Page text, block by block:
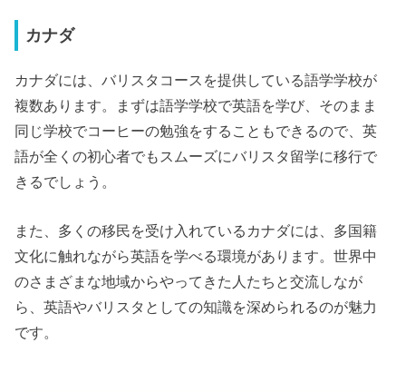
カナダ
カナダには、バリスタコースを提供している語学学校が
複数あります。まずは語学学校で英語を学び、そのまま
同じ学校でコーヒーの勉強をすることもできるので、英
語が全くの初心者でもスムーズにバリスタ留学に移行で
きるでしょう。
また、多くの移民を受け入れているカナダには、多国籍
文化に触れながら英語を学べる環境があります。世界中
のさまざまな地域からやってきた人たちと交流しなが
ら、英語やバリスタとしての知識を深められるのが魅力
です。